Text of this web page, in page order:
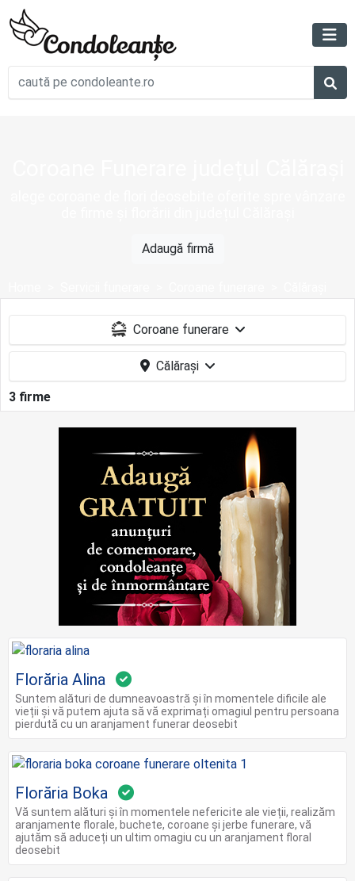
Adaugă firmă
3 firme
Florăria Alina
Suntem alături de dumneavoastră și în momentele dificile ale
vieții și vă putem ajuta să vă exprimați omagiul pentru persoana
pierdută cu un aranjament funerar deosebit
Florăria Boka
Vă suntem alături și în momentele nefericite ale vieții, realizăm
aranjamente florale, buchete, coroane și jerbe funerare, vă
ajutăm să aduceți un ultim omagiu cu un aranjament floral
deosebit